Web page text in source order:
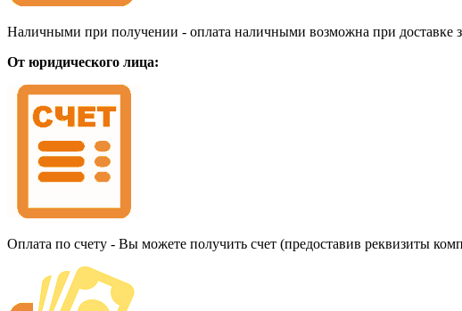
Наличными при получении - оплата наличными возможна при доставке
От юридического лица:
Оплата по счету - Вы можете получить счет (предоставив реквизиты